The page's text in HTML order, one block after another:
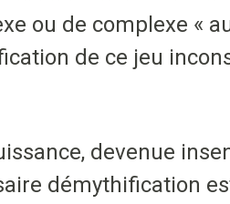
ou de complexe «
de ce jeu
devenue
démythification